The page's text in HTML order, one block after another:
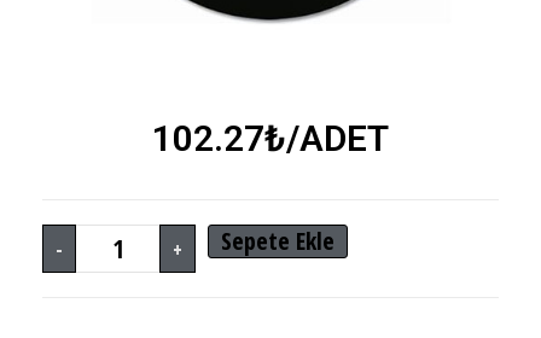
102.27₺/ADET
- + Sepete Ekle